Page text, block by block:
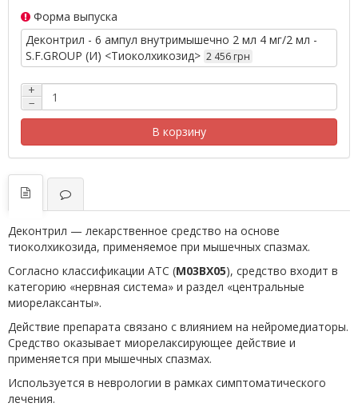
Форма выпуска
Деконтрил - 6 ампул внутримышечно 2 мл 4 мг/2 мл -
S.F.GROUP (И) <Тиоколхикозид> 2 456 грн
+
−
В корзину
Деконтрил — лекарственное средство на основе
тиоколхикозида, применяемое при мышечных спазмах.
Согласно классификации ATC (M03BX05), средство входит в
категорию «нервная система» и раздел «центральные
миорелаксанты».
Действие препарата связано с влиянием на нейромедиаторы.
Средство оказывает миорелаксирующее действие и
применяется при мышечных спазмах.
Используется в неврологии в рамках симптоматического
лечения.